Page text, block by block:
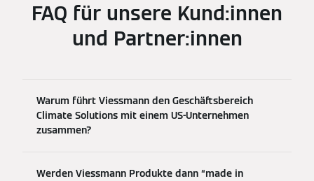
FAQ für unsere Kund:innen
und Partner:innen
Warum führt Viessmann den Geschäftsbereich
Climate Solutions mit einem US-Unternehmen
zusammen?
Werden Viessmann Produkte dann “made in